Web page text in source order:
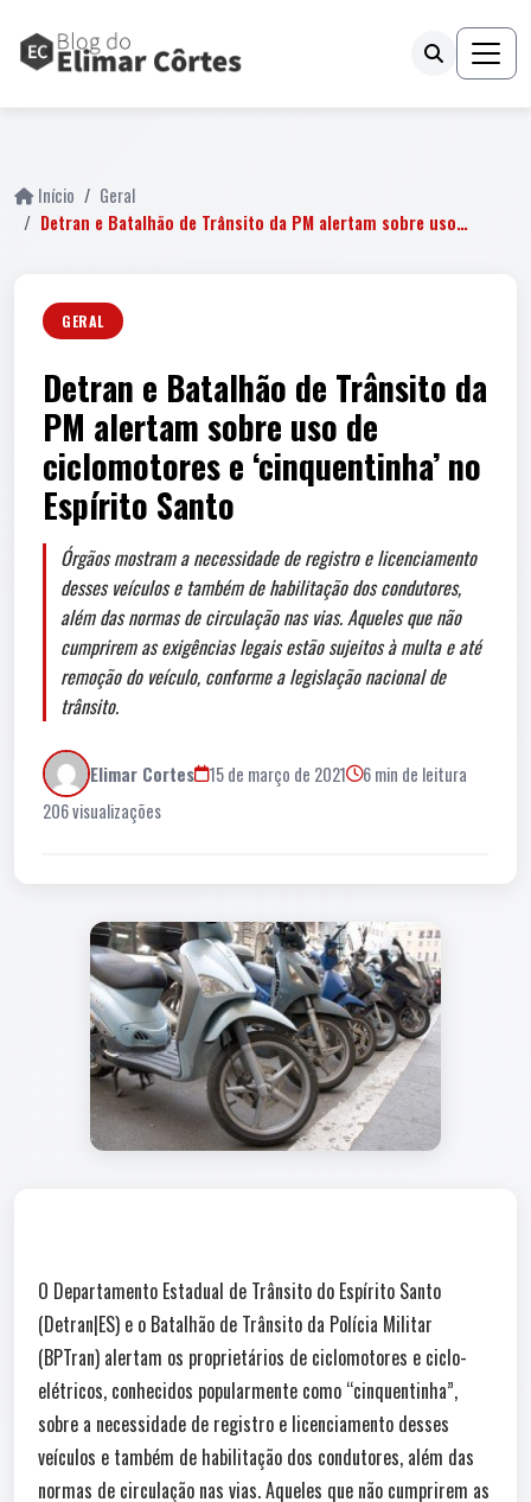
Início
Geral
Detran e Batalhão de Trânsito da PM alertam sobre uso…
GERAL
Detran e Batalhão de Trânsito da
PM alertam sobre uso de
ciclomotores e ‘cinquentinha’ no
Espírito Santo
Órgãos mostram a necessidade de registro e licenciamento
desses veículos e também de habilitação dos condutores,
além das normas de circulação nas vias. Aqueles que não
cumprirem as exigências legais estão sujeitos à multa e até
remoção do veículo, conforme a legislação nacional de
trânsito.
Elimar Cortes 15 de março de 2021
6 min de leitura
206 visualizações
O Departamento Estadual de Trânsito do Espírito Santo
(Detran|ES) e o Batalhão de Trânsito da Polícia Militar
(BPTran) alertam os proprietários de ciclomotores e ciclo-
elétricos, conhecidos popularmente como “cinquentinha”,
sobre a necessidade de registro e licenciamento desses
veículos e também de habilitação dos condutores, além das
normas de circulação nas vias. Aqueles que não cumprirem as